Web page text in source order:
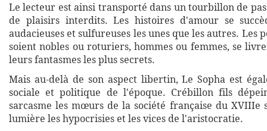
Le lecteur est ainsi transporté dans un tourbillon de
de plaisirs interdits. Les histoires d'amour se
audacieuses et sulfureuses les unes que les autres. Les
soient nobles ou roturiers, hommes ou femmes, se
leurs fantasmes les plus secrets.
Mais au-delà de son aspect libertin, Le Sopha est
sociale et politique de l'époque. Crébillon fils
sarcasme les mœurs de la société française du XVIIIe
lumière les hypocrisies et les vices de l'aristocratie.